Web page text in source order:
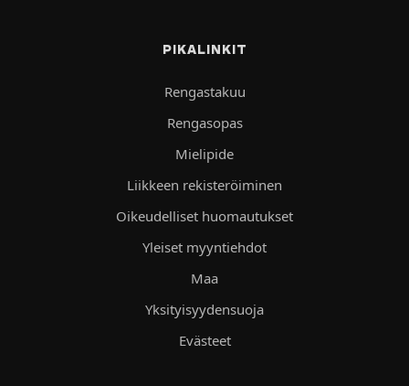
PIKALINKIT
Rengastakuu
Rengasopas
Mielipide
Liikkeen rekisteröiminen
Oikeudelliset huomautukset
Yleiset myyntiehdot
Maa
Yksityisyydensuoja
Evästeet